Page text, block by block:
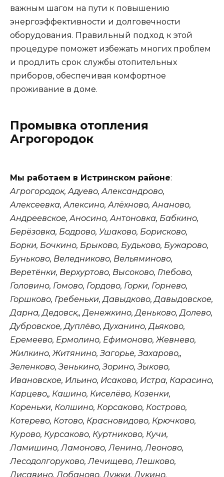
важным шагом на пути к повышению
энергоэффективности и долговечности
оборудования. Правильный подход к этой
процедуре поможет избежать многих проблем
и продлить срок службы отопительных
приборов, обеспечивая комфортное
проживание в доме.
Промывка отопления
Агрогородок
Мы работаем в Истринском районе:
Агрогородок, Адуево, Александрово,
Алексеевка, Алексино, Алёхново, Ананово,
Андреевское, Аносино, Антоновка, Бабкино,
Берёзовка, Бодрово, Ушаково, Борисково,
Борки, Бочкино, Брыково, Будьково, Бужарово,
Буньково, Веледниково, Вельяминово,
Веретёнки, Верхуртово, Высоково, Глебово,
Головино, Гомово, Гордово, Горки, Горнево,
Горшково, Гребеньки, Давыдково, Давыдовское,
Дарна, Дедовск,, Денежкино, Деньково, Долево,
Дубровское, Дуплёво, Духанино, Дьяково,
Еремеево, Ермолино, Ефимоново, Жевнево,
Жилкино, Житянино, Загорье, Захарово,,
Зеленково, Зенькино, Зорино, Зыково,
Ивановское, Ильино, Исаково, Истра, Карасино,
Карцево,, Кашино, Киселёво, Козенки,
Кореньки, Колшино, Корсаково, Кострово,
Котерево, Котово, Красновидово, Крючково,
Курово, Курсаково, Куртниково, Кучи,
Ламишино, Ламоново, Ленино, Леоново,
Лесодолгоруково, Лечищево, Лешково,
Лисавино, Лобаново, Лужки, Лукино,